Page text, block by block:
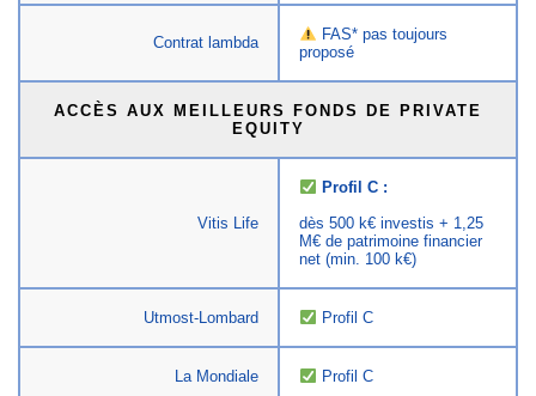
Contrat lambda
FAS* pas toujours
proposé
ACCÈS AUX MEILLEURS FONDS DE PRIVATE
EQUITY
Vitis Life
Profil C :
dès 500 k€ investis + 1,25
M€ de patrimoine financier
net (min. 100 k€)
Utmost-Lombard Profil C
La Mondiale Profil C